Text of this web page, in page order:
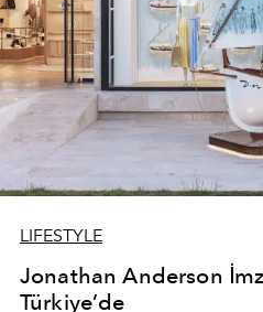
LIFESTYLE
Jonathan Anderson
Türkiye’de